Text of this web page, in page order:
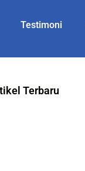
Testimoni
Terbaru